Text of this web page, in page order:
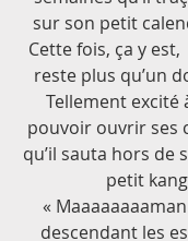
sur son petit
Cette fois, ça y est,
reste plus qu’un
Tellement excité
pouvoir ouvrir ses
qu’il sauta hors de
petit
«
descendant les